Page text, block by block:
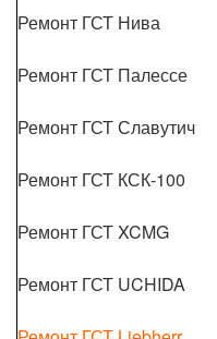
Ремонт ГСТ Нива
Ремонт ГСТ Палессе
Ремонт ГСТ Славутич
Ремонт ГСТ КСК-100
Ремонт ГСТ XCMG
Ремонт ГСТ UCHIDA